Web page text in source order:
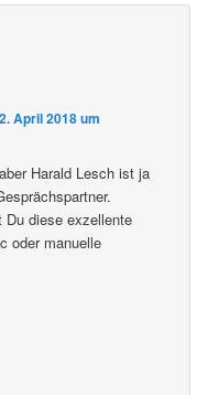
April 2018 um
Harald Lesch ist ja
Du diese exzellente
oder manuelle